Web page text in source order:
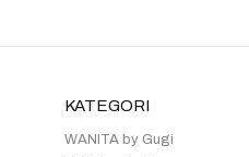
KATEGORI
WANITA by Gugi